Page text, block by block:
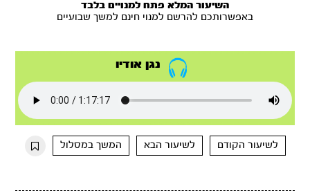
השיעור המלא פתח למנויים בלבד
באפשרותכם להרשם למנוי חינם למשך שבועיים
נגן אודיו
לשיעור הקודם לשיעור הבא המשך במסלול